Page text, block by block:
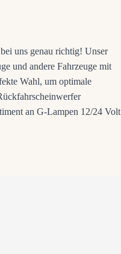
uns genau richtig! Unser
und andere Fahrzeuge mit
Wahl, um optimale
an G-Lampen 12/24 Volt